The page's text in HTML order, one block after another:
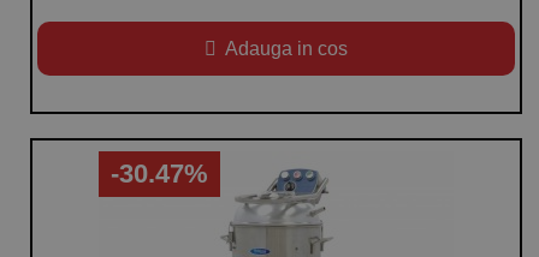
Adauga in cos
-30.47%